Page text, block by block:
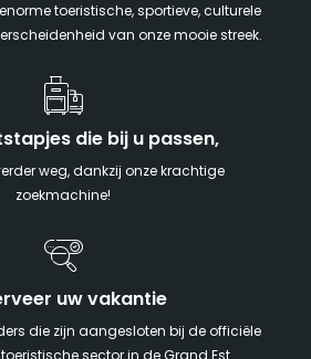
toeristische, sportieve, culturele
van onze mooie streek.
die bij u passen,
weg, dankzij onze krachtige
zoekmachine!
uw vakantie
die zijn aangesloten bij de officiële